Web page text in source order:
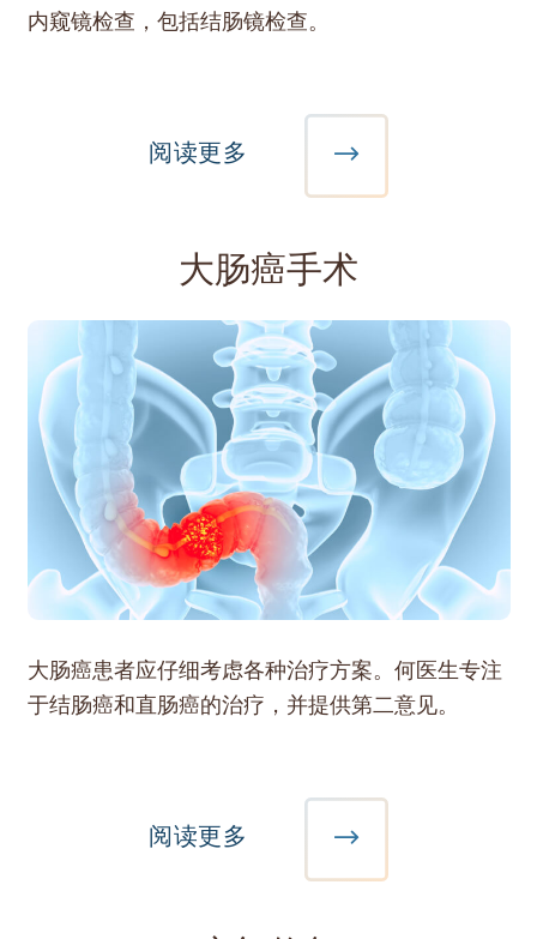
内窥镜检查，包括结肠镜检查。
阅读更多
大肠癌手术
大肠癌患者应仔细考虑各种治疗方案。何医生专注
于结肠癌和直肠癌的治疗，并提供第二意见。
阅读更多